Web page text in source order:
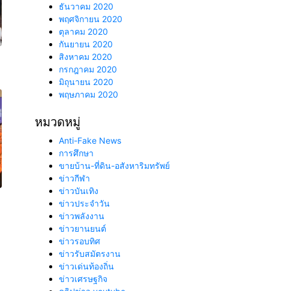
ธันวาคม 2020
พฤศจิกายน 2020
ตุลาคม 2020
กันยายน 2020
สิงหาคม 2020
กรกฎาคม 2020
มิถุนายน 2020
พฤษภาคม 2020
หมวดหมู่
Anti-Fake News
การศึกษา
ขายบ้าน-ที่ดิน-อสังหาริมทรัพย์
ข่าวกีฬา
ข่าวบันเทิง
ข่าวประจำวัน
ข่าวพลังงาน
ข่าวยานยนต์
ข่าวรอบทิศ
ข่าวรับสมัตรงาน
ข่าวเด่นท้องถิ่น
ข่าวเศรษฐกิจ